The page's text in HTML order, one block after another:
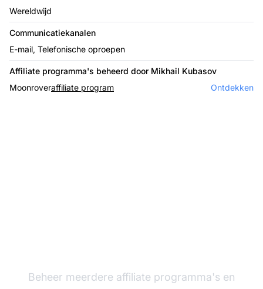
Wereldwijd
Communicatiekanalen
E-mail, Telefonische oproepen
Affiliate programma's beheerd door Mikhail Kubasov
Moonroveraffiliate program Ontdekken
Beheer meerdere affiliate programma's en